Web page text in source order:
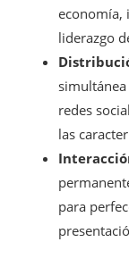
economía,
liderazgo
redes
las
para